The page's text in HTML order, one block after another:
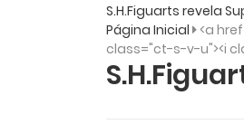
S.H.Figuarts revela
Página Inicial <a
class="ct-s-v-u"><i